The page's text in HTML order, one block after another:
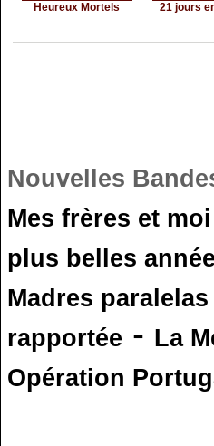
Heureux Mortels 21 jours
Nouvelles
Mes frères et moi
plus belles
Madres paralelas
rapportée - La
Opération